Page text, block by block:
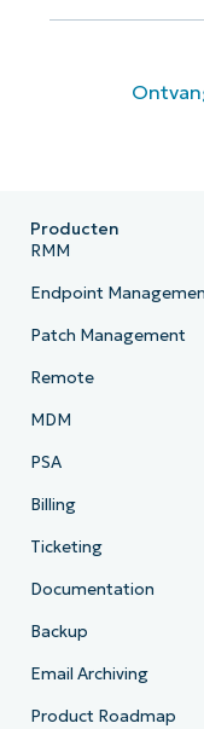
Producten
RMM
Endpoint
Patch Management
Remote
MDM
PSA
Billing
Ticketing
Documentation
Backup
Email Archiving
Product Roadmap